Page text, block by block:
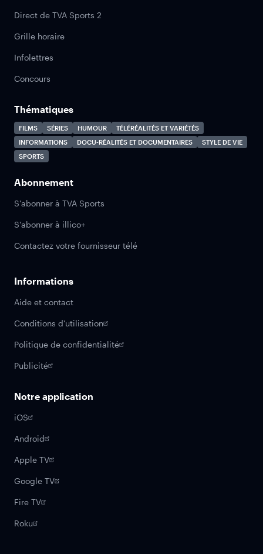
Direct de TVA Sports 2
Grille horaire
Infolettres
Concours
Thématiques
FILMS SÉRIES HUMOUR
TÉLÉRÉALITÉS ET VARIÉTÉS
INFORMATIONS
DOCU-RÉALITÉS ET DOCUMENTAIRES
STYLE DE VIE
SPORTS
Abonnement
S'abonner à TVA Sports
S'abonner à illico+
Contactez votre fournisseur télé
Informations
Aide et contact
Conditions d'utilisation
Politique de confidentialité
Publicité
Notre application
iOS
Android
Apple TV
Google TV
Fire TV
Roku